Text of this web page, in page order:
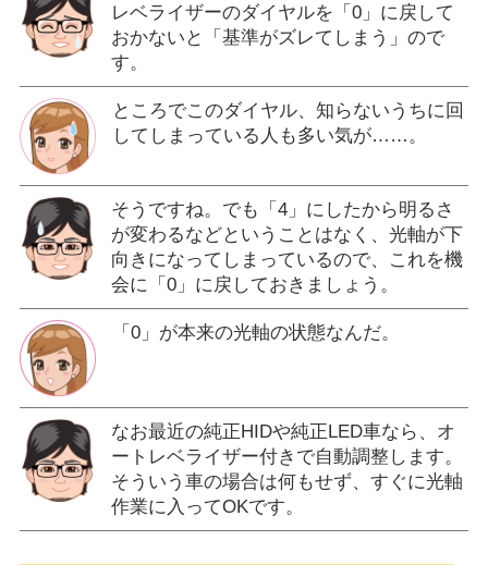
レベライザーのダイヤルを「0」に戻して
おかないと「基準がズレてしまう」ので
す。
ところでこのダイヤル、知らないうちに回
してしまっている人も多い気が……。
そうですね。でも「4」にしたから明るさ
が変わるなどということはなく、光軸が下
向きになってしまっているので、これを機
会に「0」に戻しておきましょう。
「0」が本来の光軸の状態なんだ。
なお最近の純正HIDや純正LED車なら、オ
ートレベライザー付きで自動調整します。
そういう車の場合は何もせず、すぐに光軸
作業に入ってOKです。